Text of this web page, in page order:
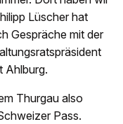
Lüscher hat
Gespräche mit der
Ahlburg.
Thurgau also
Pass.